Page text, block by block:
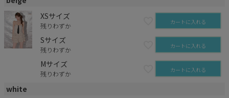
XSサイズ
残りわずか カートに入れる
Sサイズ
残りわずか カートに入れる
Mサイズ
残りわずか カートに入れる
white